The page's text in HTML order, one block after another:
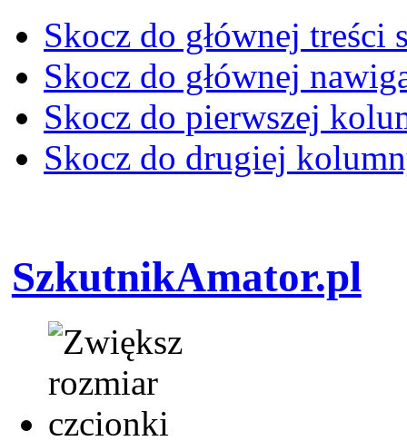
Skocz do głównej treści
Skocz do głównej
Skocz do pierwszej
Skocz do drugiej
SzkutnikAmator.pl